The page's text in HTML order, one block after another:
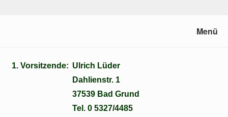
Menü
1. Vorsitzende: Ulrich Lüder
Dahlienstr. 1
37539 Bad Grund
Tel. 0 5327/4485